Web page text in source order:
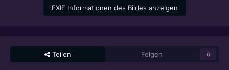
EXIF Informationen des Bildes anzeigen
Teilen Folgen 0